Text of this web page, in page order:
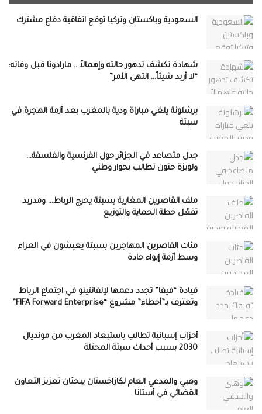
السعودية وباكستان وتركيا توقع اتفاقية دفاع مشترك
شهادة تكشف تدهور حالته وإهمالاً .. مارادونا قبل وفاته:
“لا أريد شيئاً… انتهى الأمر”
برشلونة يلغي مباراة ودية بالمغرب بعد أزمة الهجرة في
سبتة
جدل متصاعد في الجزائر حول الفرنسية والفلسفة…
ولويزة حنون تطالب بحوار وطني
ملف القاصرين المغاربة بسبتة يحرج الرباط… ومدريد
تفعّل خطة الحماية والتوزيع
مئات القاصرين المهاجرين بسبتة يعيشون في العراء
وسط أزمة إيواء حادة
قيادة “فيفا” تجدد دعمها لإنفانتينو في اجتماع الرباط
وتعترف بـ”أخطاء” مشروع “FIFA Forward Enterprise”
أحزاب إسبانية تطالب باستبعاد المغرب من مونديال
2030 بسبب أحداث سبتة المحتلة
وهبي والمدعي العام لكازاخستان يبحثان تعزيز التعاون
القضائي في أستانا